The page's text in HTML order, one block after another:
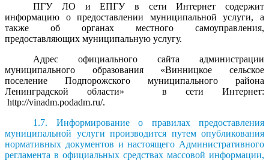
ПГУ ЛО и ЕПГУ в сети Интернет содержит
информацию о предоставлении муниципальной услуги, а
также об органах местного самоуправления,
предоставляющих муниципальную услугу.
Адрес официального сайта администрации
муниципального образования «Винницкое сельское
поселение Подпорожского муниципального района
Ленинградской области» в сети Интернет:
http://vinadm.podadm.ru/.
1.7. Информирование о правилах предоставления
муниципальной услуги производится путем опубликования
нормативных документов и настоящего Административного
регламента в официальных средствах массовой информации,